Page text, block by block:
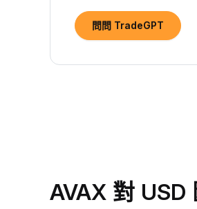
問問 TradeGPT
AVAX 對 USD